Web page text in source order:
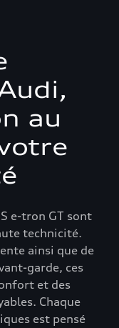
au
e-tron GT sont
technicité.
ainsi que de
garde, ces
et des
Chaque
est pensé